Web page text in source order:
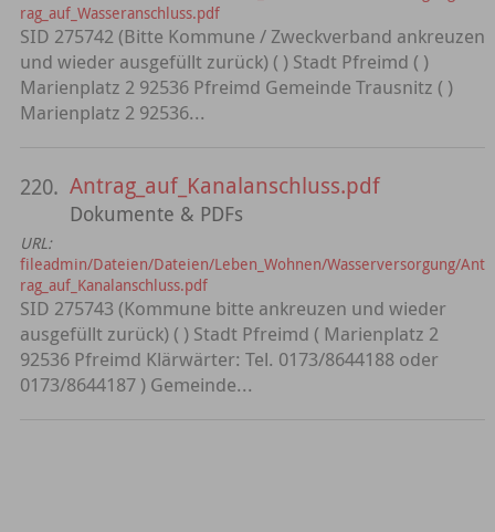
rag_auf_Wasseranschluss.pdf
SID 275742 (Bitte Kommune / Zweckverband ankreuzen
und wieder ausgefüllt zurück) ( ) Stadt Pfreimd ( )
Marienplatz 2 92536 Pfreimd Gemeinde Trausnitz ( )
Marienplatz 2 92536...
220. Antrag_auf_Kanalanschluss.pdf
Dokumente & PDFs
URL:
fileadmin/Dateien/Dateien/Leben_Wohnen/Wasserversorgung/Ant
rag_auf_Kanalanschluss.pdf
SID 275743 (Kommune bitte ankreuzen und wieder
ausgefüllt zurück) ( ) Stadt Pfreimd ( Marienplatz 2
92536 Pfreimd Klärwärter: Tel. 0173/8644188 oder
0173/8644187 ) Gemeinde...